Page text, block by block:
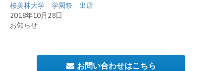
桜美林大学 学園祭 出店
2018年10月28日
お知らせ
お問い合わせはこちら